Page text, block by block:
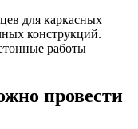
для каркасных
конструкций.
работы
провести